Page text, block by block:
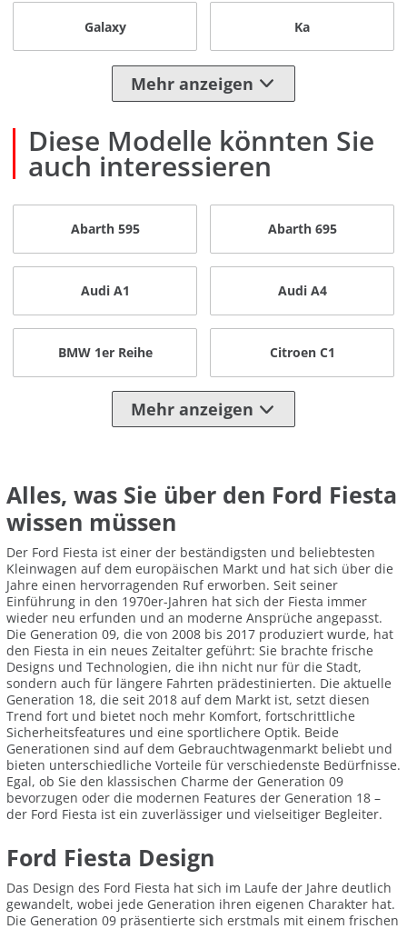
Galaxy Ka
Mehr anzeigen
Diese Modelle könnten Sie
auch interessieren
Abarth 595 Abarth 695
Audi A1 Audi A4
BMW 1er Reihe Citroen C1
Mehr anzeigen
Alles, was Sie über den Ford Fiesta
wissen müssen
Der Ford Fiesta ist einer der beständigsten und beliebtesten
Kleinwagen auf dem europäischen Markt und hat sich über die
Jahre einen hervorragenden Ruf erworben. Seit seiner
Einführung in den 1970er-Jahren hat sich der Fiesta immer
wieder neu erfunden und an moderne Ansprüche angepasst.
Die Generation 09, die von 2008 bis 2017 produziert wurde, hat
den Fiesta in ein neues Zeitalter geführt: Sie brachte frische
Designs und Technologien, die ihn nicht nur für die Stadt,
sondern auch für längere Fahrten prädestinierten. Die aktuelle
Generation 18, die seit 2018 auf dem Markt ist, setzt diesen
Trend fort und bietet noch mehr Komfort, fortschrittliche
Sicherheitsfeatures und eine sportlichere Optik. Beide
Generationen sind auf dem Gebrauchtwagenmarkt beliebt und
bieten unterschiedliche Vorteile für verschiedenste Bedürfnisse.
Egal, ob Sie den klassischen Charme der Generation 09
bevorzugen oder die modernen Features der Generation 18 –
der Ford Fiesta ist ein zuverlässiger und vielseitiger Begleiter.
Ford Fiesta Design
Das Design des Ford Fiesta hat sich im Laufe der Jahre deutlich
gewandelt, wobei jede Generation ihren eigenen Charakter hat.
Die Generation 09 präsentierte sich erstmals mit einem frischen